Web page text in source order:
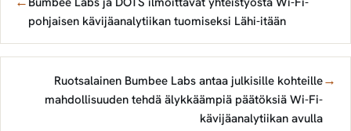
pohjaisen kävijäanalytiikan tuomiseksi Lähi-itään
Ruotsalainen Bumbee Labs antaa julkisille kohteille
mahdollisuuden tehdä älykkäämpiä päätöksiä Wi-Fi-
kävijäanalytiikan avulla
→